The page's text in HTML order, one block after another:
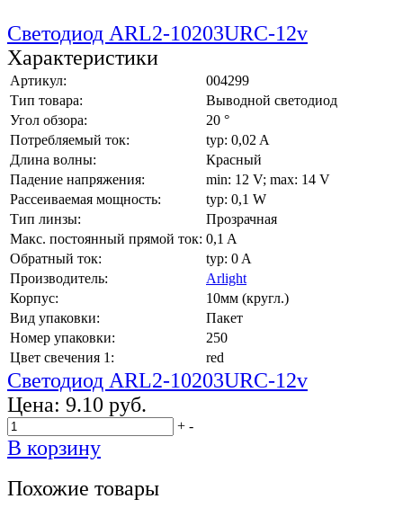
Светодиод ARL2-10203URC-12v
Характеристики
Артикул:
004299
Тип товара:
Выводной светодиод
Угол обзора:
20 °
Потребляемый ток:
typ: 0,02 A
Длина волны:
Красный
Падение напряжения:
min: 12 V; max: 14 V
Рассеиваемая мощность:
typ: 0,1 W
Тип линзы:
Прозрачная
Макс. постоянный прямой ток: 0,1 A
Обратный ток:
typ: 0 A
Производитель:
Arlight
Корпус:
10мм (кругл.)
Вид упаковки:
Пакет
Номер упаковки:
250
Цвет свечения 1:
red
Светодиод ARL2-10203URC-12v
Цена: 9.10 руб.
+ -
В корзину
Похожие товары